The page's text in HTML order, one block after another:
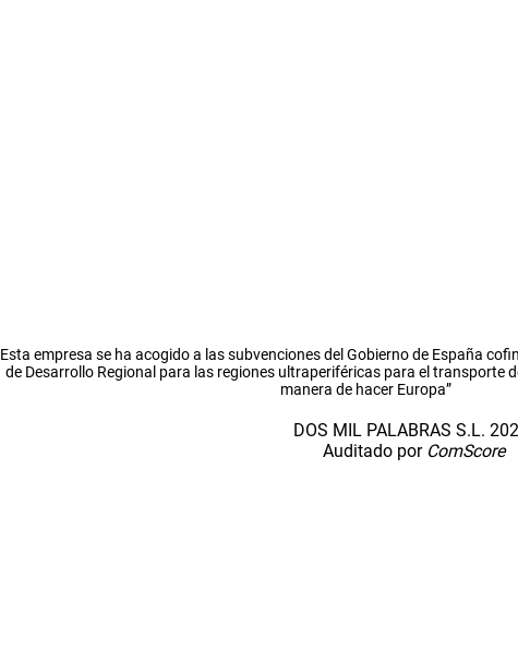
Esta empresa se ha acogido a las subvenciones del Gobierno de España
de Desarrollo Regional para las regiones ultraperiféricas para el transporte
manera de hacer Europa”
DOS MIL PALABRAS S.L.
Auditado por ComScore